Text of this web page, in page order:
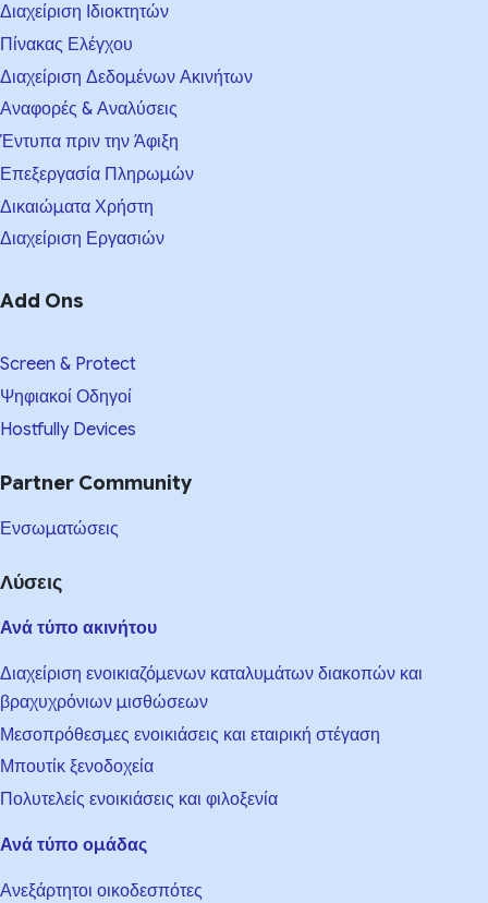
Διαχείριση Ιδιοκτητών
Πίνακας Ελέγχου
Διαχείριση Δεδομένων Ακινήτων
Αναφορές & Αναλύσεις
Έντυπα πριν την Άφιξη
Επεξεργασία Πληρωμών
Δικαιώματα Χρήστη
Διαχείριση Εργασιών
Add Ons
Screen & Protect
Ψηφιακοί Οδηγοί
Hostfully Devices
Partner Community
Ενσωματώσεις
Λύσεις
Ανά τύπο ακινήτου
Διαχείριση ενοικιαζόμενων καταλυμάτων διακοπών και
βραχυχρόνιων μισθώσεων
Μεσοπρόθεσμες ενοικιάσεις και εταιρική στέγαση
Μπουτίκ ξενοδοχεία
Πολυτελείς ενοικιάσεις και φιλοξενία
Ανά τύπο ομάδας
Ανεξάρτητοι οικοδεσπότες